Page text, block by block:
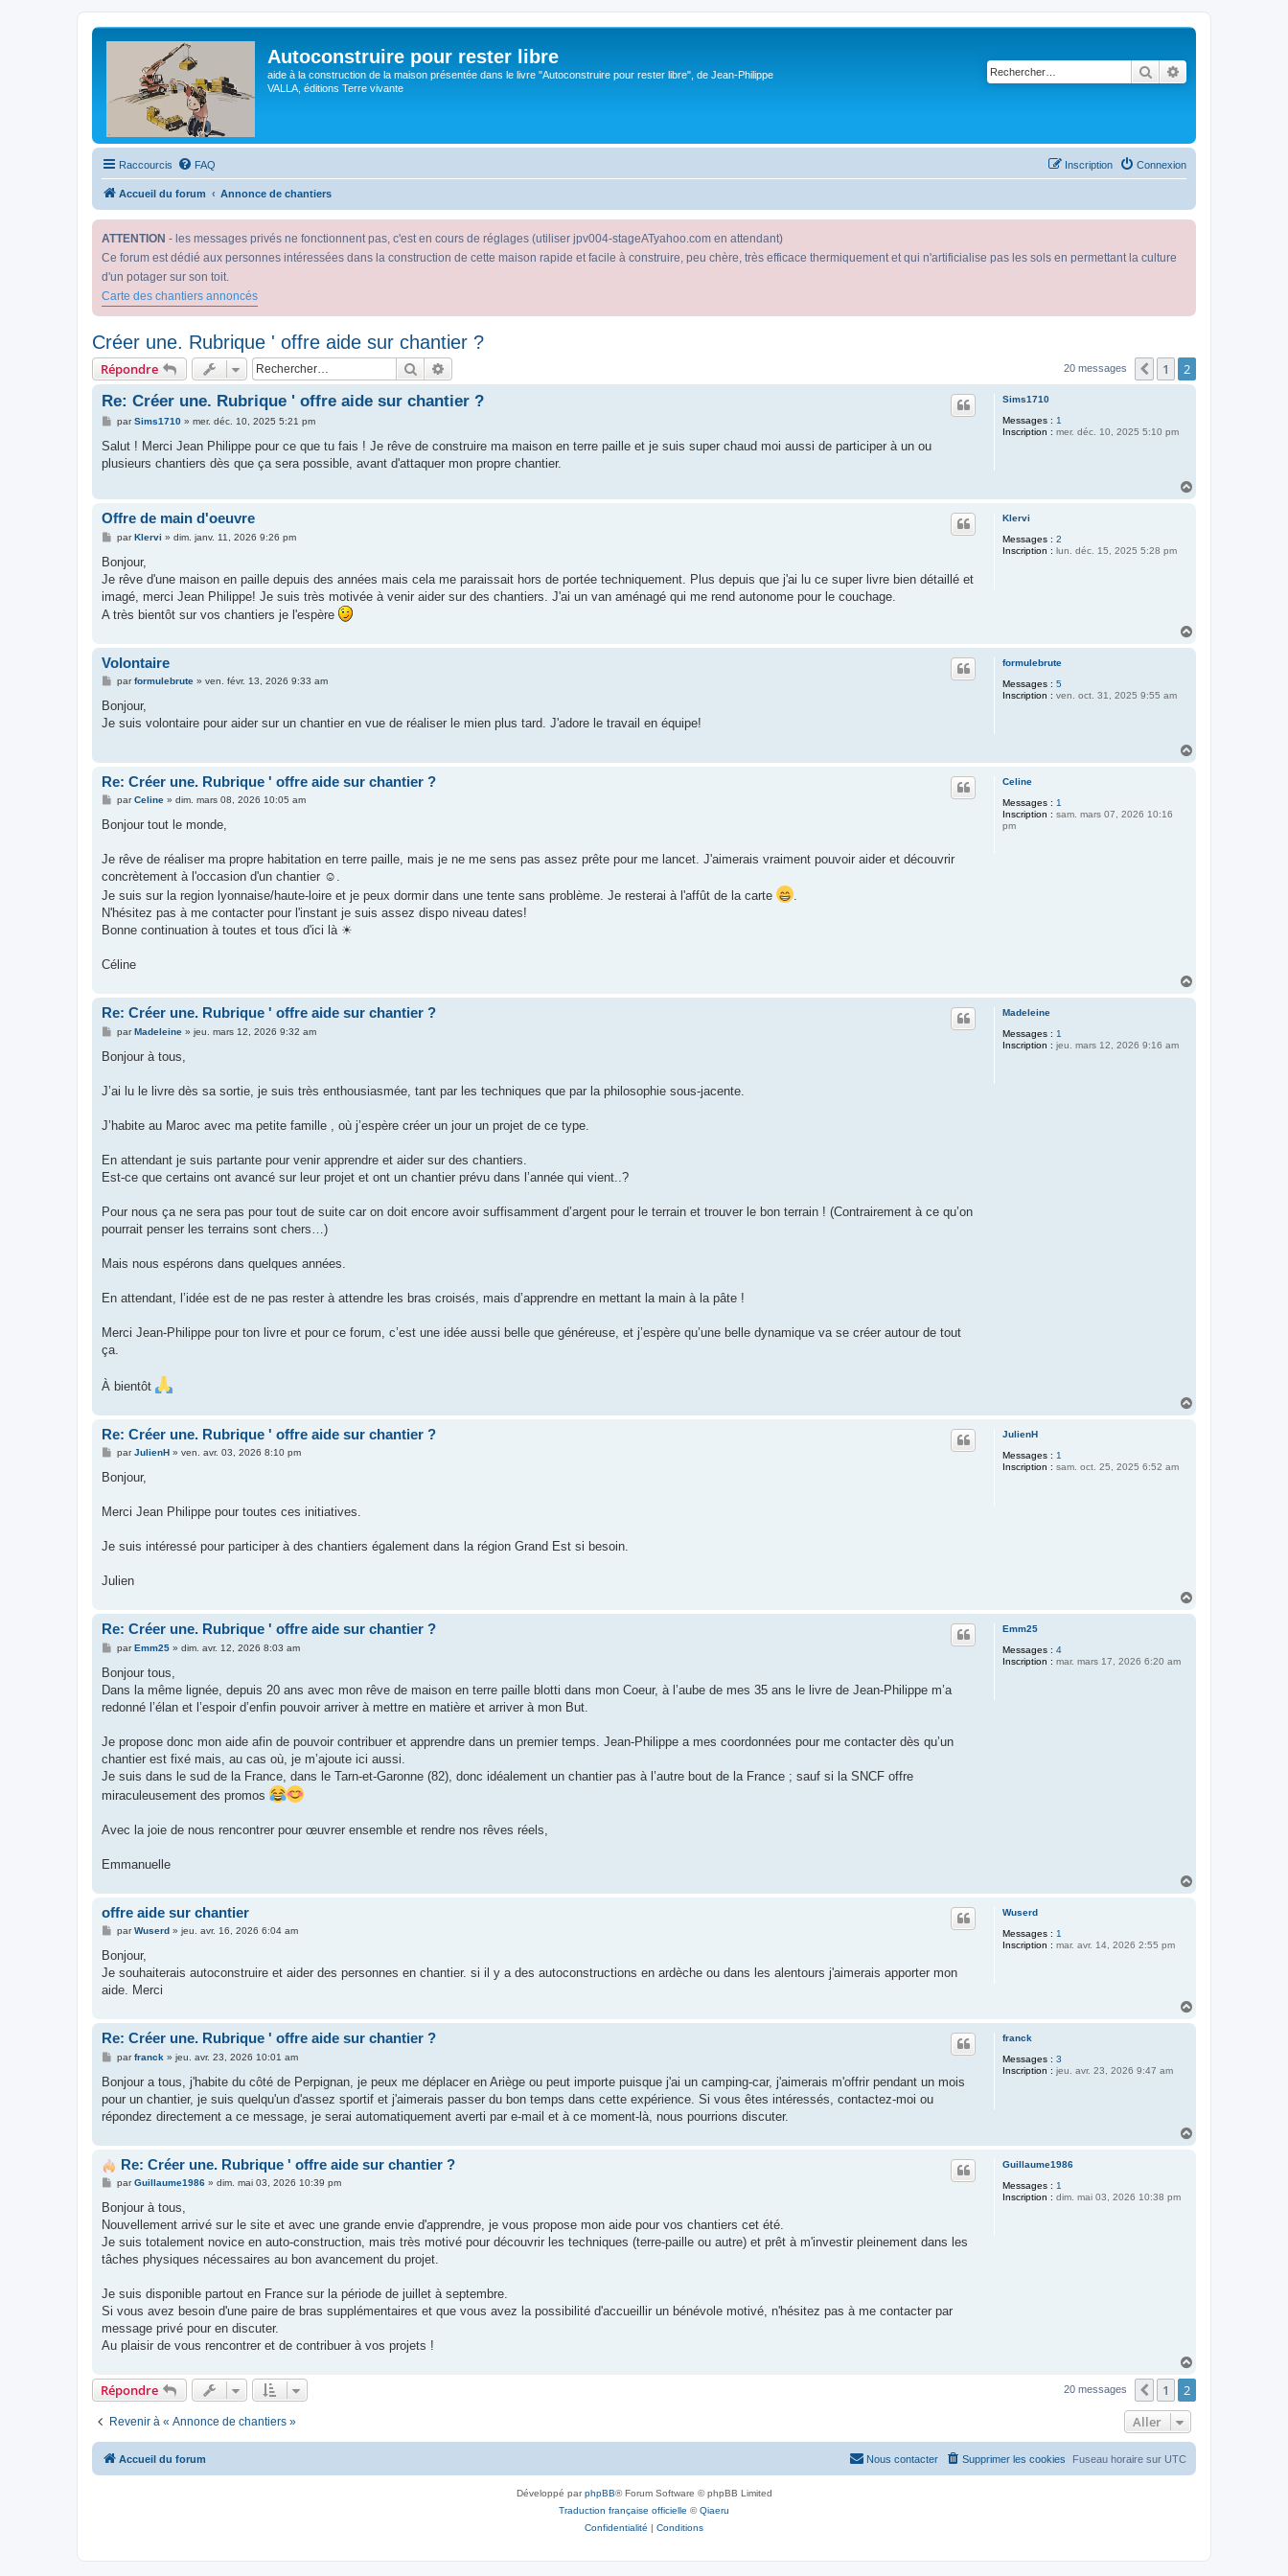
Autoconstruire pour rester libre
aide à la construction de la maison présentée dans le livre "Autoconstruire pour rester libre", de Jean-Philippe
VALLA, éditions Terre vivante
Rechercher
Raccourcis FAQ Connexion
Inscription
Accueil du forum Annonce de chantiers
ATTENTION - les messages privés ne fonctionnent pas, c'est en cours de réglages (utiliser jpv004-stageATyahoo.com en attendant)
Ce forum est dédié aux personnes intéressées dans la construction de cette maison rapide et facile à construire, peu chère, très efficace thermiquement et qui n'artificialise pas les sols en permettant la culture
d'un potager sur son toit.
Carte des chantiers annoncés
Créer une. Rubrique ' offre aide sur chantier ?
Répondre Rechercher 20 messages Précédent
1 2
Sims1710
Messages : 1
Inscription : mer. déc. 10, 2025 5:10 pm
Re: Créer une. Rubrique ' offre aide sur chantier ?
M
s
a
parSims1710» mer. déc. 10, 2025 5:21 pm
Salut ! Merci Jean Philippe pour ce que tu fais ! Je rêve de construire ma maison en terre paille et je suis super chaud moi aussi de participer à un ou
plusieurs chantiers dès que ça sera possible, avant d'attaquer mon propre chantier.
Klervi
Messages : 2
Inscription : lun. déc. 15, 2025 5:28 pm
Offre de main d'oeuvre
M
s
a
g
parKlervi » dim. janv. 11, 2026 9:26 pm
Bonjour,
Je rêve d'une maison en paille depuis des années mais cela me paraissait hors de portée techniquement. Plus depuis que j'ai lu ce super livre bien détaillé et
imagé, merci Jean Philippe! Je suis très motivée à venir aider sur des chantiers. J'ai un van aménagé qui me rend autonome pour le couchage.
A très bientôt sur vos chantiers je l'espère
formulebrute
Messages : 5
Inscription : ven. oct. 31, 2025 9:55 am
Volontaire
M
s
a
parformulebrute» ven. févr. 13, 2026 9:33 am
Bonjour,
Je suis volontaire pour aider sur un chantier en vue de réaliser le mien plus tard. J'adore le travail en équipe!
Celine
Messages : 1
Inscription : sam. mars 07, 2026 10:16
pm
Re: Créer une. Rubrique ' offre aide sur chantier ?
M
s
g
parCeline» dim. mars 08, 2026 10:05 am
Bonjour tout le monde,
Je rêve de réaliser ma propre habitation en terre paille, mais je ne me sens pas assez prête pour me lancet. J'aimerais vraiment pouvoir aider et découvrir
concrètement à l'occasion d'un chantier ☺.
Je suis sur la region lyonnaise/haute-loire et je peux dormir dans une tente sans problème. Je resterai à l'affût de la carte
.
N'hésitez pas à me contacter pour l'instant je suis assez dispo niveau dates!
Bonne continuation à toutes et tous d'ici là ☀
Céline
Madeleine
Messages : 1
Inscription : jeu. mars 12, 2026 9:16 am
Re: Créer une. Rubrique ' offre aide sur chantier ?
M
s
g
parMadeleine» jeu. mars 12, 2026 9:32 am
Bonjour à tous,
J’ai lu le livre dès sa sortie, je suis très enthousiasmée, tant par les techniques que par la philosophie sous-jacente.
J’habite au Maroc avec ma petite famille , où j’espère créer un jour un projet de ce type.
En attendant je suis partante pour venir apprendre et aider sur des chantiers.
Est-ce que certains ont avancé sur leur projet et ont un chantier prévu dans l’année qui vient..?
Pour nous ça ne sera pas pour tout de suite car on doit encore avoir suffisamment d’argent pour le terrain et trouver le bon terrain ! (Contrairement à ce qu’on
pourrait penser les terrains sont chers…)
Mais nous espérons dans quelques années.
En attendant, l’idée est de ne pas rester à attendre les bras croisés, mais d’apprendre en mettant la main à la pâte !
Merci Jean-Philippe pour ton livre et pour ce forum, c’est une idée aussi belle que généreuse, et j’espère qu’une belle dynamique va se créer autour de tout
ça.
À bientôt
JulienH
Messages : 1
Inscription : sam. oct. 25, 2025 6:52 am
Re: Créer une. Rubrique ' offre aide sur chantier ?
M
s
g
parJulienH» ven. avr. 03, 2026 8:10 pm
Bonjour,
Merci Jean Philippe pour toutes ces initiatives.
Je suis intéressé pour participer à des chantiers également dans la région Grand Est si besoin.
Julien
Emm25
Messages : 4
Inscription : mar. mars 17, 2026 6:20 am
Re: Créer une. Rubrique ' offre aide sur chantier ?
M
s
a
g
parEmm25» dim. avr. 12, 2026 8:03 am
Bonjour tous,
Dans la même lignée, depuis 20 ans avec mon rêve de maison en terre paille blotti dans mon Coeur, à l’aube de mes 35 ans le livre de Jean-Philippe m’a
redonné l’élan et l’espoir d’enfin pouvoir arriver à mettre en matière et arriver à mon But.
Je propose donc mon aide afin de pouvoir contribuer et apprendre dans un premier temps. Jean-Philippe a mes coordonnées pour me contacter dès qu’un
chantier est fixé mais, au cas où, je m’ajoute ici aussi.
Je suis dans le sud de la France, dans le Tarn-et-Garonne (82), donc idéalement un chantier pas à l’autre bout de la France ; sauf si la SNCF offre
miraculeusement des promos
Avec la joie de nous rencontrer pour œuvrer ensemble et rendre nos rêves réels,
Emmanuelle
Wuserd
Messages : 1
Inscription : mar. avr. 14, 2026 2:55 pm
offre aide sur chantier
M
s
a
g
parWuserd» jeu. avr. 16, 2026 6:04 am
Bonjour,
Je souhaiterais autoconstruire et aider des personnes en chantier. si il y a des autoconstructions en ardèche ou dans les alentours j'aimerais apporter mon
aide. Merci
franck
Messages : 3
Inscription : jeu. avr. 23, 2026 9:47 am
Re: Créer une. Rubrique ' offre aide sur chantier ?
M
s
a
g
e
parfranck » jeu. avr. 23, 2026 10:01 am
Bonjour a tous, j'habite du côté de Perpignan, je peux me déplacer en Ariège ou peut importe puisque j'ai un camping-car, j'aimerais m'offrir pendant un mois
pour un chantier, je suis quelqu'un d'assez sportif et j'aimerais passer du bon temps dans cette expérience. Si vous êtes intéressés, contactez-moi ou
répondez directement a ce message, je serai automatiquement averti par e-mail et à ce moment-là, nous pourrions discuter.
Guillaume1986
Messages : 1
Inscription : dim. mai 03, 2026 10:38 pm
Re: Créer une. Rubrique ' offre aide sur chantier ?
M
s
a
g
parGuillaume1986» dim. mai 03, 2026 10:39 pm
Bonjour à tous,
Nouvellement arrivé sur le site et avec une grande envie d'apprendre, je vous propose mon aide pour vos chantiers cet été.
Je suis totalement novice en auto-construction, mais très motivé pour découvrir les techniques (terre-paille ou autre) et prêt à m'investir pleinement dans les
tâches physiques nécessaires au bon avancement du projet.
Je suis disponible partout en France sur la période de juillet à septembre.
Si vous avez besoin d'une paire de bras supplémentaires et que vous avez la possibilité d'accueillir un bénévole motivé, n'hésitez pas à me contacter par
message privé pour en discuter.
Au plaisir de vous rencontrer et de contribuer à vos projets !
t
Répondre 20 messages Précédent
1 2
Revenir à « Annonce de chantiers » Aller
Accueil du forum Fuseau horaire sur UTC
Supprimer les cookies
Nous contacter
Développé parphpBB® Forum Software © phpBB Limited
Traduction française officielle ©Qiaeru
Confidentialité | Conditions